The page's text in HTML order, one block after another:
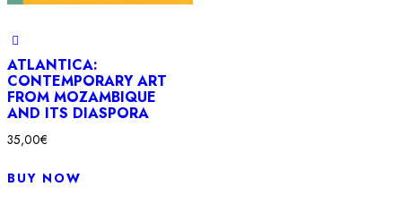
ATLANTICA:
CONTEMPORARY ART
FROM MOZAMBIQUE
AND ITS DIASPORA
35,00€
BUY NOW